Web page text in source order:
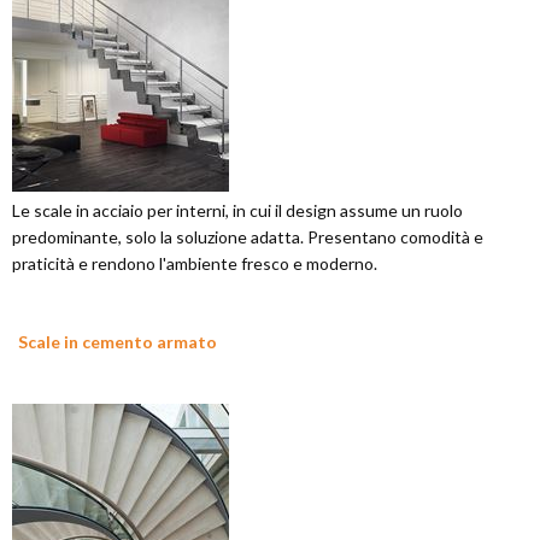
Le scale in acciaio per interni, in cui il design assume un ruolo
predominante, solo la soluzione adatta. Presentano comodità e
praticità e rendono l'ambiente fresco e moderno.
Scale in cemento armato